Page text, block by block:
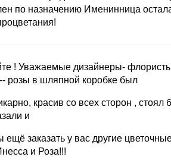
по назначению Именинница
! Уважаемые дизайнеры-
розы в шляпной коробке был
красив со всех сторон ,
и
ещё заказать у вас другие
и Роза!!!